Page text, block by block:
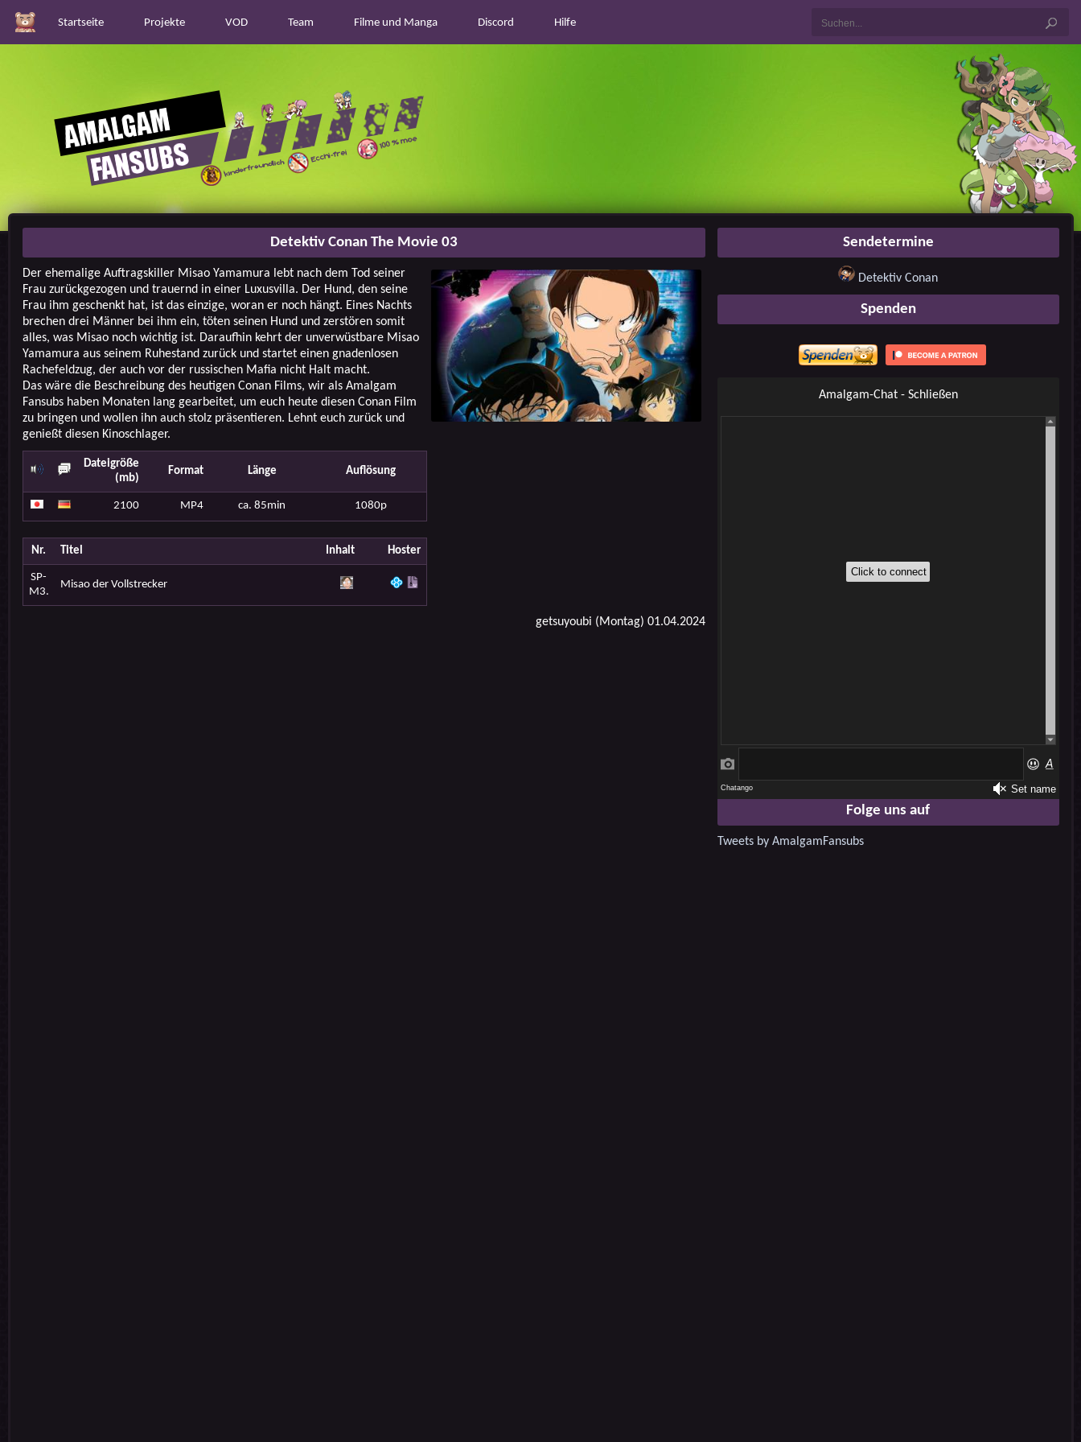
Startseite Projekte VOD Team Filme und Manga Discord Hilfe
Detektiv Conan The Movie 03
Der ehemalige Auftragskiller Misao Yamamura lebt nach dem Tod seiner
Frau zurückgezogen und trauernd in einer Luxusvilla. Der Hund, den seine
Frau ihm geschenkt hat, ist das einzige, woran er noch hängt. Eines Nachts
brechen drei Männer bei ihm ein, töten seinen Hund und zerstören somit
alles, was Misao noch wichtig ist. Daraufhin kehrt der unverwüstbare Misao
Yamamura aus seinem Ruhestand zurück und startet einen gnadenlosen
Rachefeldzug, der auch vor der russischen Mafia nicht Halt macht.
Das wäre die Beschreibung des heutigen Conan Films, wir als Amalgam
Fansubs haben Monaten lang gearbeitet, um euch heute diesen Conan Film
zu bringen und wollen ihn auch stolz präsentieren. Lehnt euch zurück und
genießt diesen Kinoschlager.
Dateigröße
(mb)
Format Länge Auflösung
2100 MP4 ca. 85min 1080p
Nr. Titel Inhalt Hoster
SP-
M3.
Misao der Vollstrecker
getsuyoubi (Montag) 01.04.2024
Sendetermine
Detektiv Conan
Spenden
Amalgam-Chat - Schließen
Folge uns auf
Tweets by AmalgamFansubs